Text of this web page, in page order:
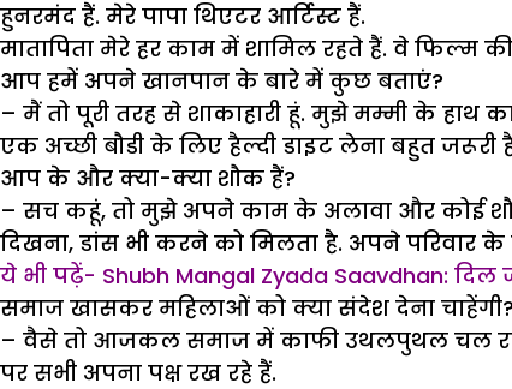
हुनरमंद हैं. मेरे पापा थिएटर आर्टिस्ट हैं.
मातापिता मेरे हर काम में शामिल रहते हैं. वे फिल्म
आप हमें अपने खानपान के बारे में कुछ बताएं?
– मैं तो पूरी तरह से शाकाहारी हूं. मुझे मम्मी के
एक अच्छी बौडी के लिए हैल्दी डाइट लेना बहुत
आप के और क्या-क्या शौक हैं?
– सच कहूं, तो मुझे अपने काम के अलावा और कोई
दिखना, डांस भी करने को मिलता है. अपने परिवार
ये भी पढ़ें- Shubh Mangal Zyada Saavdhan: दिल
समाज खासकर महिलाओं को क्या संदेश देना चाहेंगी?
– वैसे तो आजकल समाज में काफी उथलपुथल चल रही
पर सभी अपना पक्ष रख रहे हैं.